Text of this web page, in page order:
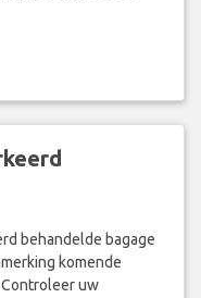
behandelde bagage
komende
uw